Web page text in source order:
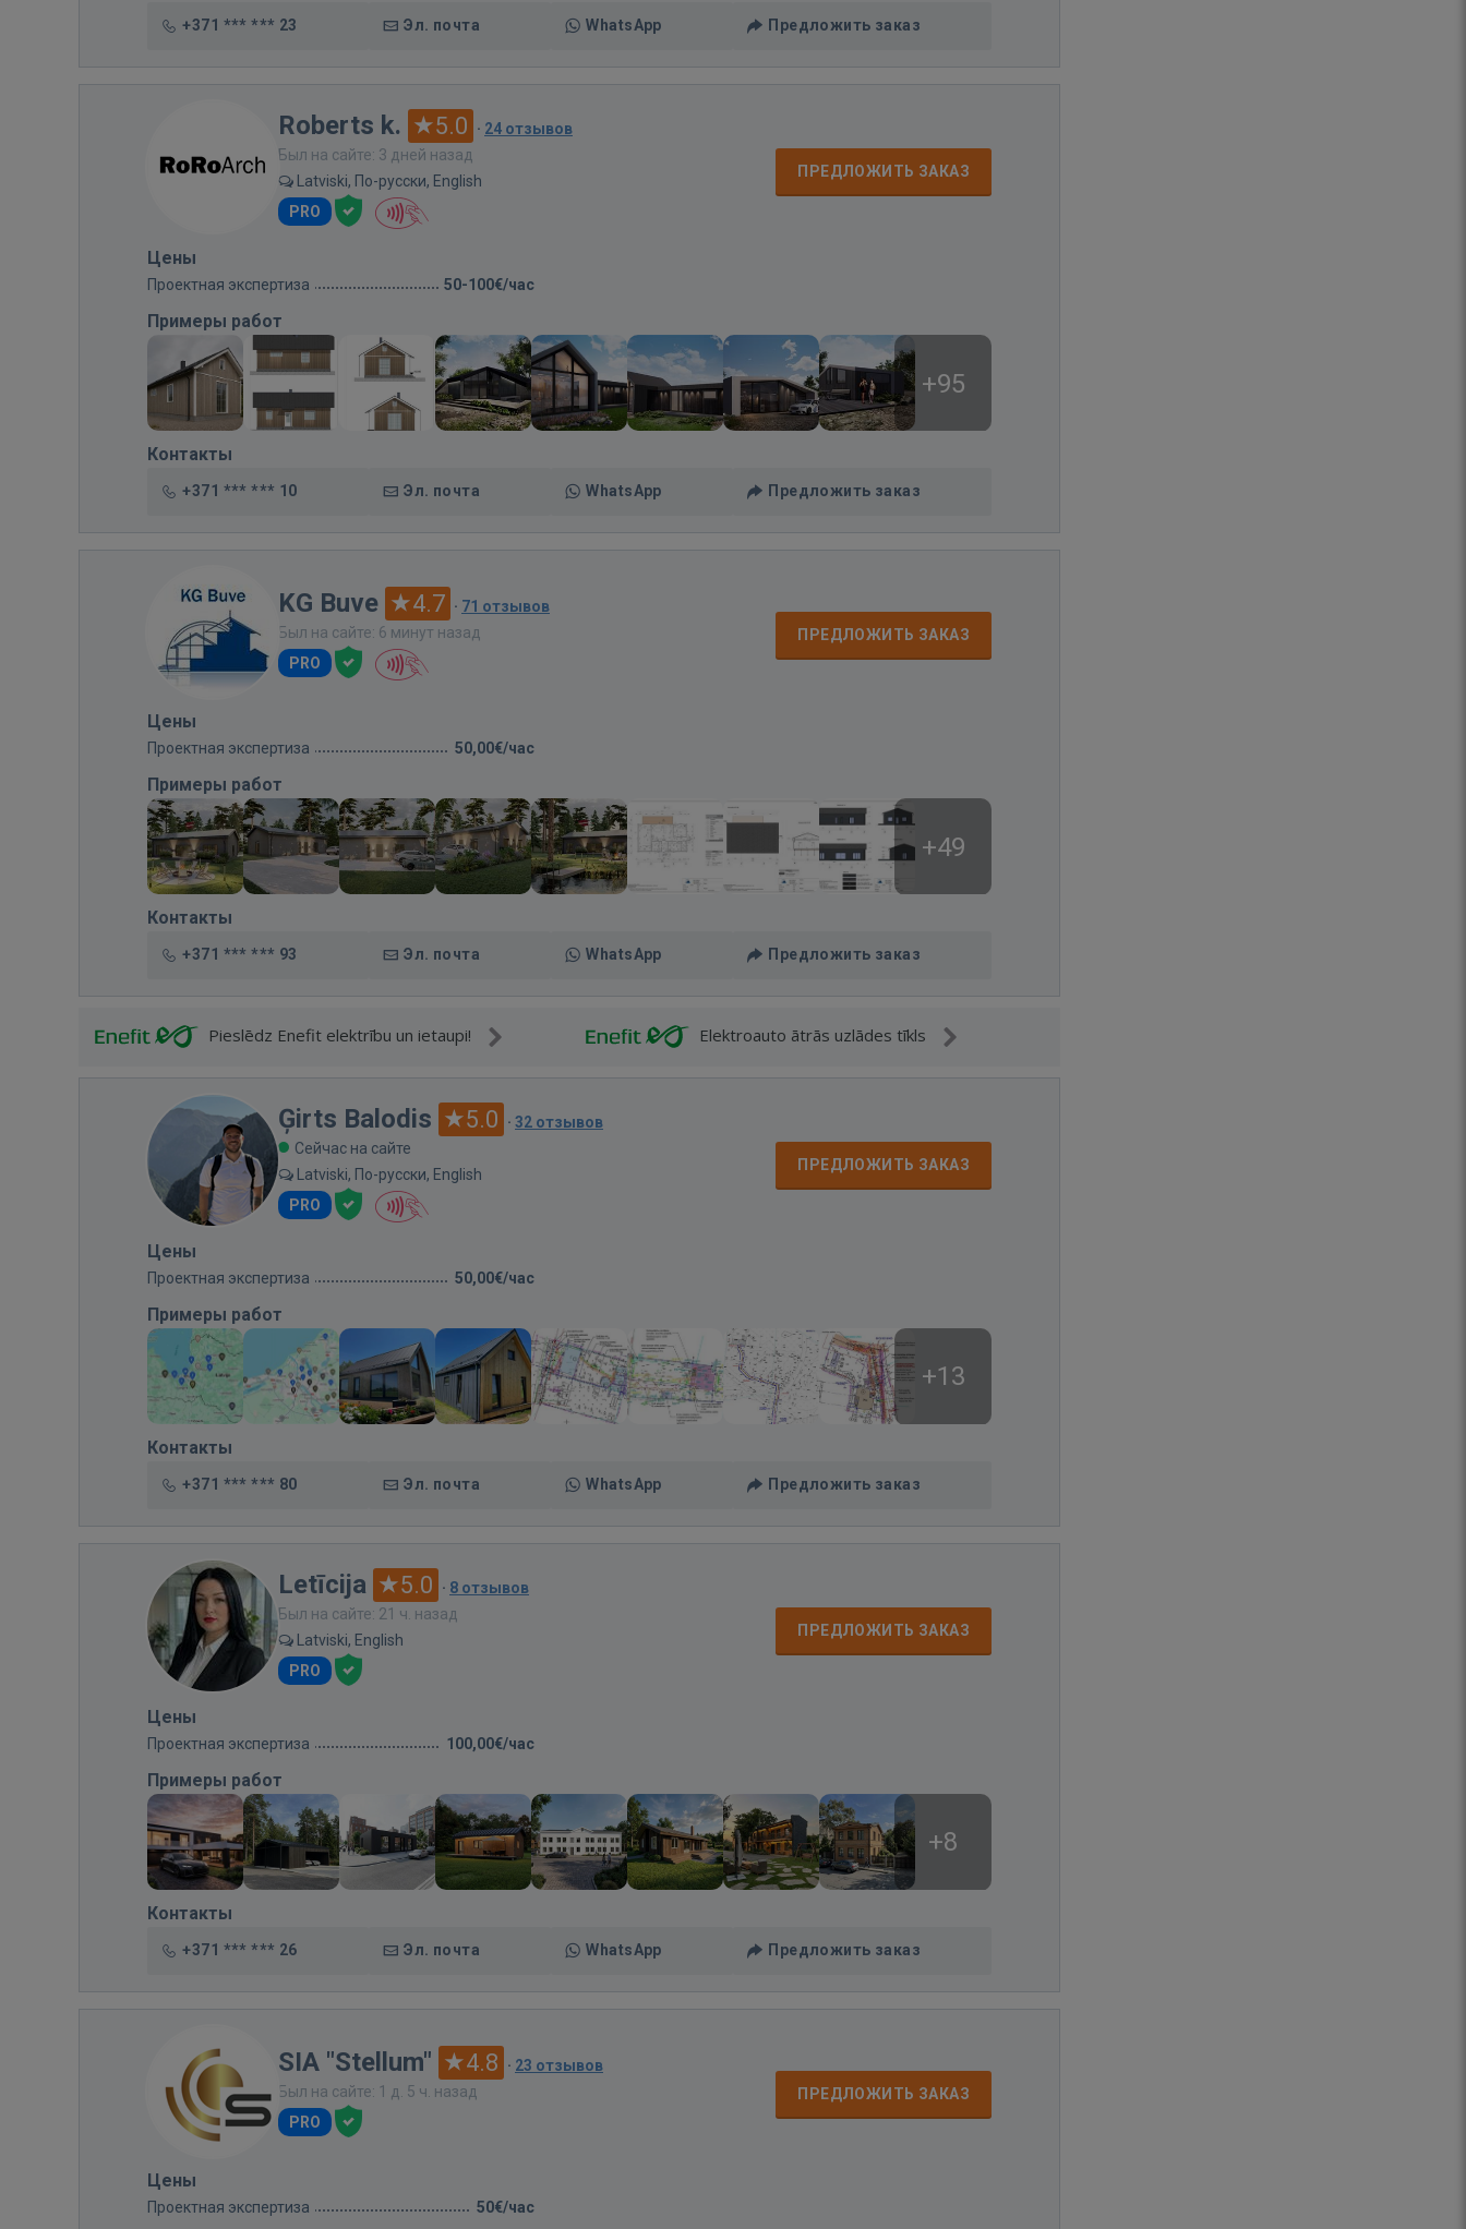
+371 *** *** 23 Эл. почта WhatsApp Предложить заказ
Roberts k. 5.0 · 24 отзывов
Был на сайте: 3 дней назад
Latviski, По-русски, English
PRO
ПРЕДЛОЖИТЬ ЗАКАЗ
Цены
Проектная экспертиза 50-100€/час
Примеры работ
+95
Контакты
+371 *** *** 10 Эл. почта WhatsApp Предложить заказ
KG Buve 4.7 · 71 отзывов
Был на сайте: 6 минут назад
PRO
ПРЕДЛОЖИТЬ ЗАКАЗ
Цены
Проектная экспертиза 50,00€/час
Примеры работ
+49
Контакты
+371 *** *** 93 Эл. почта WhatsApp Предложить заказ
Pieslēdz Enefit elektrību un ietaupi! Elektroauto ātrās uzlādes tīkls
Ģirts Balodis 5.0 · 32 отзывов
Сейчас на сайте
Latviski, По-русски, English
PRO
ПРЕДЛОЖИТЬ ЗАКАЗ
Цены
Проектная экспертиза 50,00€/час
Примеры работ
+13
Контакты
+371 *** *** 80 Эл. почта WhatsApp Предложить заказ
Letīcija 5.0 · 8 отзывов
Был на сайте: 21 ч. назад
Latviski, English
PRO
ПРЕДЛОЖИТЬ ЗАКАЗ
Цены
Проектная экспертиза 100,00€/час
Примеры работ
+8
Контакты
+371 *** *** 26 Эл. почта WhatsApp Предложить заказ
SIA "Stellum" 4.8 · 23 отзывов
Был на сайте: 1 д. 5 ч. назад
PRO
ПРЕДЛОЖИТЬ ЗАКАЗ
Цены
Проектная экспертиза 50€/час